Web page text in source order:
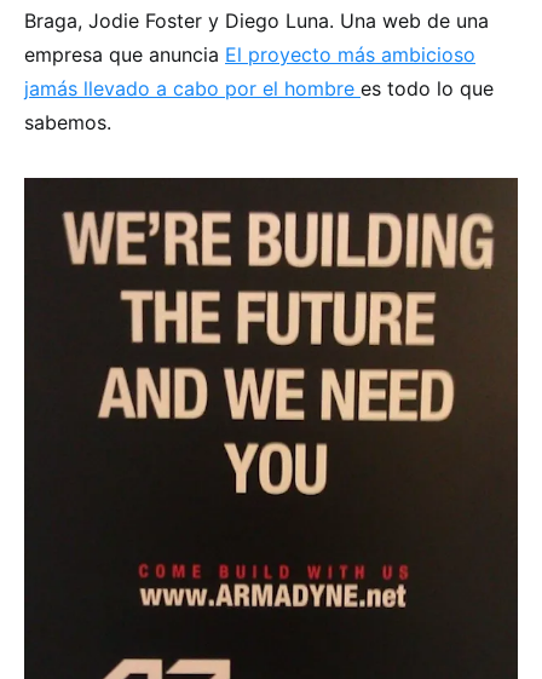
Braga, Jodie Foster y Diego Luna. Una web de una
empresa que anuncia El proyecto más ambicioso
jamás llevado a cabo por el hombre es todo lo que
sabemos.